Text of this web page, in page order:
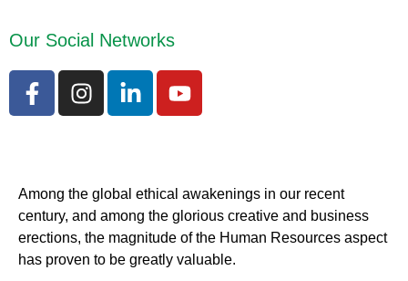
Our Social Networks
Among the global ethical awakenings in our recent
century, and among the glorious creative and business
erections, the magnitude of the Human Resources aspect
has proven to be greatly valuable.